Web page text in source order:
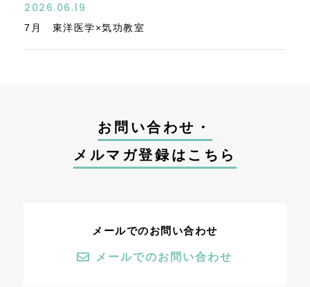
2026.06.19
7月 東洋医学×気功教室
お問い合わせ・
メルマガ登録はこちら
メールでのお問い合わせ
メールでのお問い合わせ